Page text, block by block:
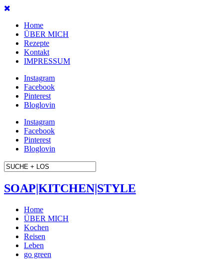
Home
ÜBER MICH
Rezepte
Kontakt
IMPRESSUM
Instagram
Facebook
Pinterest
Bloglovin
Instagram
Facebook
Pinterest
Bloglovin
SOAP|KITCHEN|STYLE
Home
ÜBER MICH
Kochen
Reisen
Leben
go green